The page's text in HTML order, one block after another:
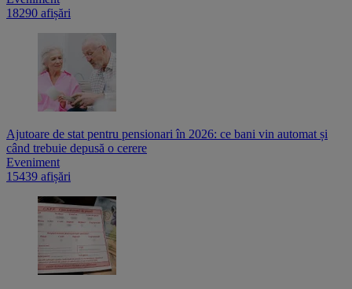
18290 afișări
Ajutoare de stat pentru pensionari în 2026: ce bani vin automat și
când trebuie depusă o cerere
Eveniment
15439 afișări